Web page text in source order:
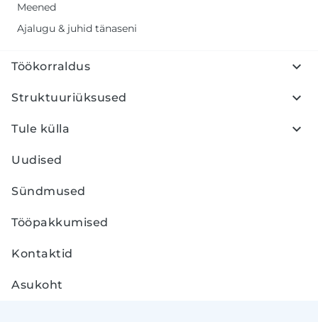
Meened
Ajalugu & juhid tänaseni
Töökorraldus
Struktuuriüksused
Tule külla
Uudised
Sündmused
Tööpakkumised
Kontaktid
Asukoht